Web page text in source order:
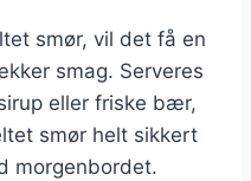
smør, vil det få en
smag. Serveres
eller friske bær,
smør helt sikkert
morgenbordet.